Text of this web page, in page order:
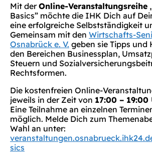
Mit derOnline-Veranstaltungsreihe
Basics” möchte die IHK Dich auf
eine erfolgreiche Selbstständigkeit
Gemeinsam mit den Wirtschafts-
Osnabrück e. V. geben sie Tipps und
den Bereichen Businessplan,
Steuern und
Rechtsformen.
Die kostenfreien Online-
jeweils in der Zeit von 17:00 – 19:00
Eine Teilnahme an einzelnen
möglich. Melde Dich zum
Wahl an unter:
sics